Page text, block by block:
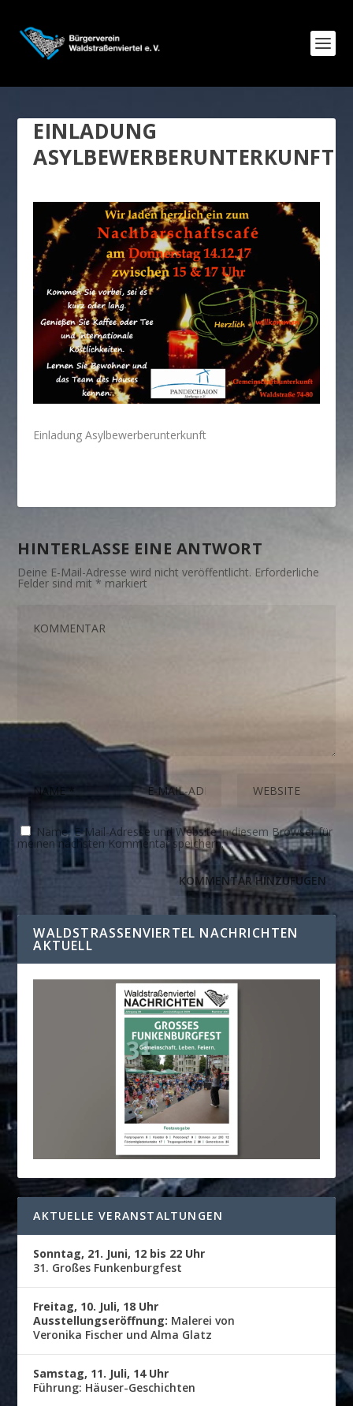
EINLADUNG
ASYLBEWERBERUNTERKUNFT
Einladung Asylbewerberunterkunft
HINTERLASSE EINE ANTWORT
Deine E-Mail-Adresse wird nicht veröffentlicht. Erforderliche
Felder sind mit* markiert
Name, E-Mail-Adresse und Website in diesem Browser für
meinen nächsten Kommentar speichern.
WALDSTRASSENVIERTEL NACHRICHTEN A
KTUELL
AKTUELLE VERANSTALTUNGEN
Sonntag, 21. Juni, 12 bis 22 Uhr
31. Großes Funkenburgfest
Freitag, 10. Juli, 18 Uhr
Ausstellungseröffnung: Malerei von
Veronika Fischer und Alma Glatz
Samstag, 11. Juli, 14 Uhr
Führung: Häuser-Geschichten